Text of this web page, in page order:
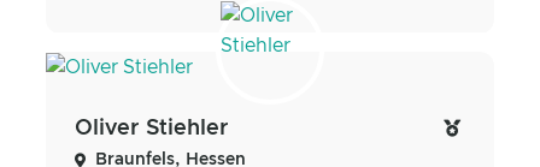
Oliver Stiehler
Braunfels, Hessen